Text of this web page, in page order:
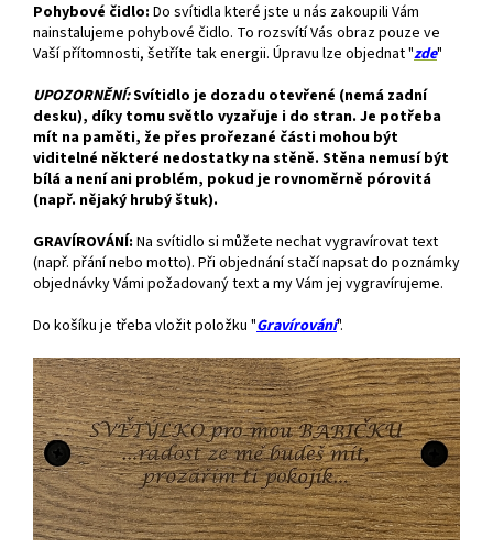
Pohybové čidlo: Do svítidla které jste u nás zakoupili Vám
nainstalujeme pohybové čidlo. To rozsvítí Vás obraz pouze ve
Vaší přítomnosti, šetříte tak energii. Úpravu lze objednat "zde"
UPOZORNĚNÍ:Svítidlo je dozadu otevřené (nemá zadní
desku), díky tomu světlo vyzařuje i do stran. Je potřeba
mít na paměti, že přes prořezané části mohou být
viditelné některé nedostatky na stěně. Stěna nemusí být
bílá a není ani problém, pokud je rovnoměrně pórovitá
(např. nějaký hrubý štuk).
GRAVÍROVÁNÍ: Na svítidlo si můžete nechat vygravírovat text
(např. přání nebo motto). Při objednání stačí napsat do poznámky
objednávky Vámi požadovaný text a my Vám jej vygravírujeme.
Do košíku je třeba vložit položku "Gravírování".